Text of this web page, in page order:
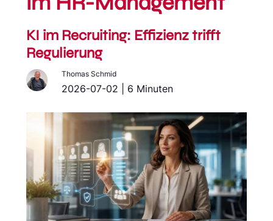
Anzeige schalten
KI im Recruiting: Effizienz trifft
Regulierung
Thomas Schmid
2026-07-02 | 6 Minuten